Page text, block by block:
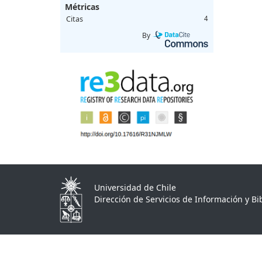
Métricas
Citas 4
By
Universidad de Chile
Dirección de Servicios de Información y